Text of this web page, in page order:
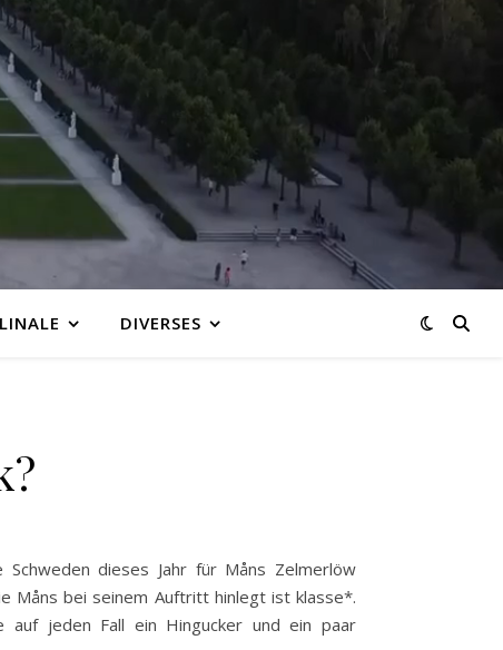
DIVERSES
dieses Jahr für Måns Zelmerlöw
Måns bei seinem Auftritt hinlegt ist klasse*.
auf jeden Fall ein Hingucker und ein paar